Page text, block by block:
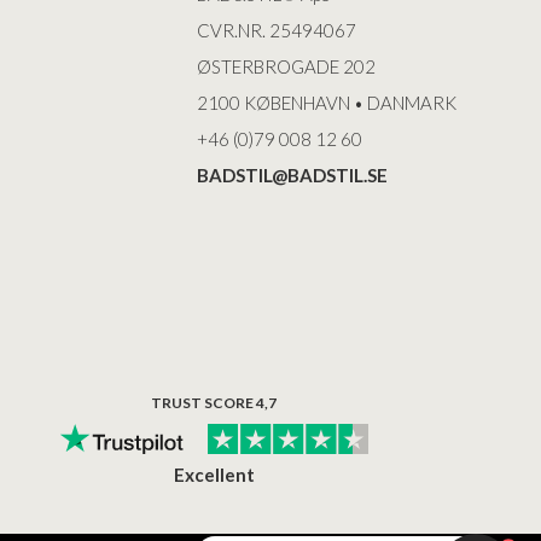
CVR.NR. 25494067
ØSTERBROGADE 202
2100 KØBENHAVN • DANMARK
+46 (0)79 008 12 60
BADSTIL@BADSTIL.SE
TRUST SCORE 4,7
Excellent